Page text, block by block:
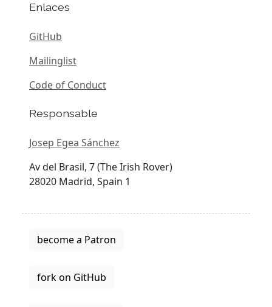
Enlaces
GitHub
Mailinglist
Code of Conduct
Responsable
Josep Egea Sánchez
Av del Brasil, 7 (The Irish Rover)
28020 Madrid, Spain 1
become a Patron
fork on GitHub